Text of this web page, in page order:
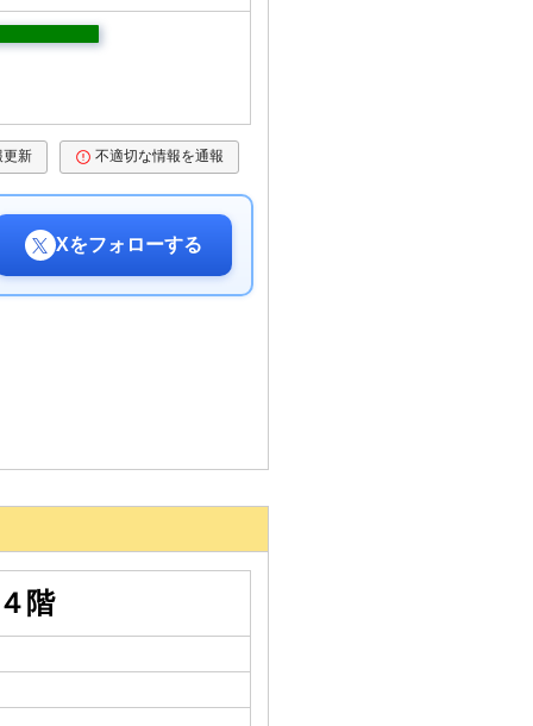
新 不適切な情報を通報
Xをフォローする
階